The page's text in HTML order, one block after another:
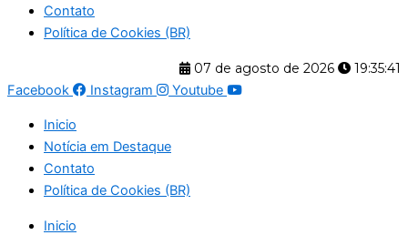
Contato
Política de Cookies (BR)
07 de agosto de 2026
19:35:42
Facebook
Instagram Youtube
Inicio
Notícia em Destaque
Contato
Política de Cookies (BR)
Inicio